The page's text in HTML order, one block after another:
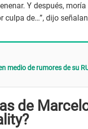
Y después,
culpa de…”, dijo
medio de rumores de su
de